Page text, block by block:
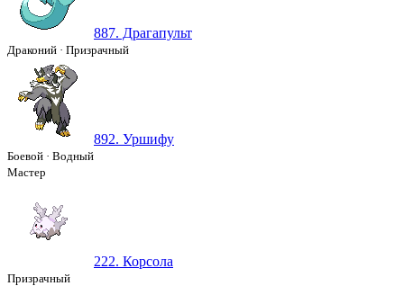
887. Драгапульт
Драконий · Призрачный
892. Уршифу
Боевой · Водный
Мастер
222. Корсола
Призрачный